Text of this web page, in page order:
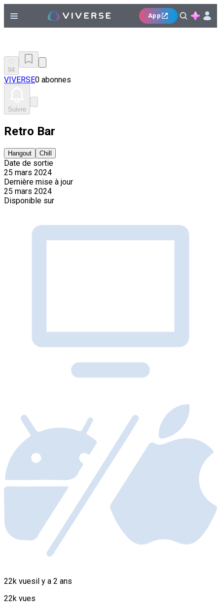
App
94
VIVERSE0 abonnes
Suivre
Retro Bar
Hangout Chill
Date de sortie
25 mars 2024
Dernière mise à jour
25 mars 2024
Disponible sur
22k vuesil y a 2 ans
22k vues